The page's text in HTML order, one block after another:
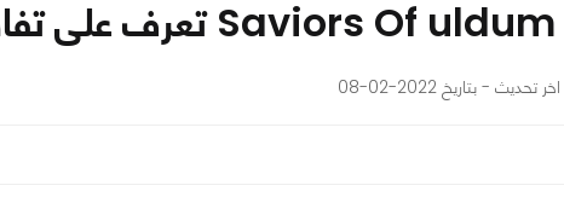
اخر تحديث - بتاريخ 2022-02-08